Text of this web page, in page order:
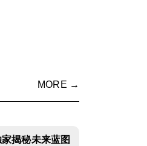
MORE →
揭秘未来蓝图